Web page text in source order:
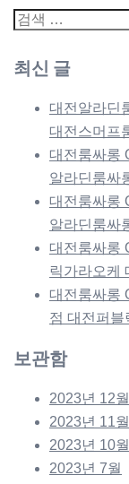
검
최신 글
대전알라딘
대전스머프
대전룸싸롱
알라딘룸싸
대전룸싸롱
알라딘룸싸
대전룸싸롱
릭가라오케
대전룸싸롱
점 대전퍼블
보관함
2023년 12월
2023년 11월
2023년 10월
2023년 7월